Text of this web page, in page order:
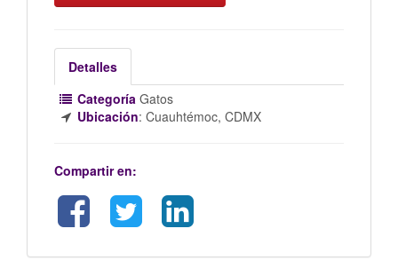
Detalles
Categoría Gatos
Ubicación:Cuauhtémoc, CDMX
Compartir en: